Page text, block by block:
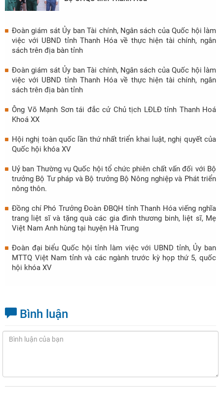
Đoàn giám sát Ủy ban Tài chính, Ngân sách của Quốc hội làm
việc với UBND tỉnh Thanh Hóa về thực hiện tài chính, ngân
sách trên địa bàn tỉnh
Đoàn giám sát Ủy ban Tài chính, Ngân sách của Quốc hội làm
việc với UBND tỉnh Thanh Hóa về thực hiện tài chính, ngân
sách trên địa bàn tỉnh
Ông Võ Mạnh Sơn tái đắc cử Chủ tịch LĐLĐ tỉnh Thanh Hoá
Khoá XX
Hội nghị toàn quốc lần thứ nhất triển khai luật, nghị quyết của
Quốc hội khóa XV
Uỷ ban Thường vụ Quốc hội tổ chức phiên chất vấn đối với Bộ
trưởng Bộ Tư pháp và Bộ trưởng Bộ Nông nghiệp và Phát triển
nông thôn.
Đồng chí Phó Trưởng Đoàn ĐBQH tỉnh Thanh Hóa viếng nghĩa
trang liệt sĩ và tặng quà các gia đình thương binh, liệt sĩ, Mẹ
Việt Nam Anh hùng tại huyện Hà Trung
Đoàn đại biểu Quốc hội tỉnh làm việc với UBND tỉnh, Ủy ban
MTTQ Việt Nam tỉnh và các ngành trước kỳ họp thứ 5, quốc
hội khóa XV
Bình luận